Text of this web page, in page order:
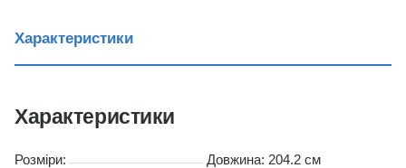
Характеристики
Характеристики
Розміри:
Довжина: 204.2 см